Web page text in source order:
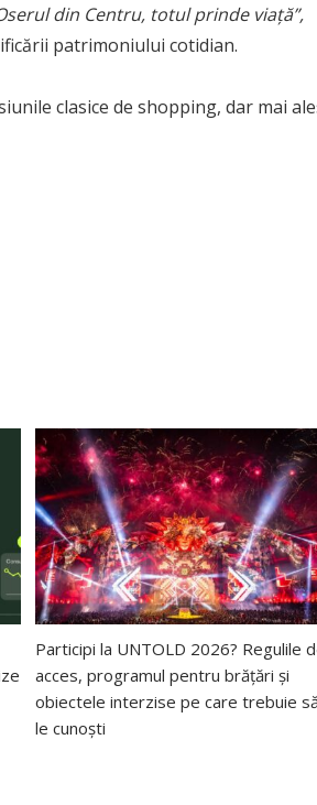
din Centru, totul prinde viață”,
patrimoniului cotidian.
clasice de shopping, dar mai
Participi la UNTOLD 2026? Regulile
acces, programul pentru brățări și
obiectele interzise pe care trebuie
le cunoști